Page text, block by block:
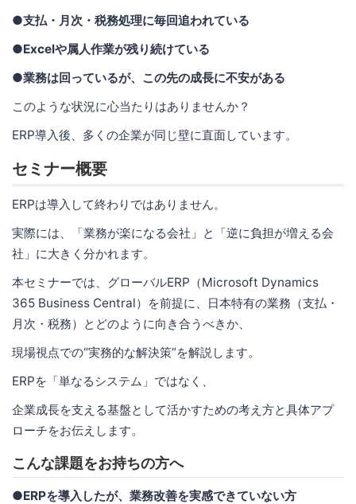
●支払・月次・税務処理に毎回追われている
●Excelや属人作業が残り続けている
●業務は回っているが、この先の成長に不安がある
このような状況に心当たりはありませんか？
ERP導入後、多くの企業が同じ壁に直面しています。
セミナー概要
ERPは導入して終わりではありません。
実際には、「業務が楽になる会社」と「逆に負担が増える会
社」に大きく分かれます。
本セミナーでは、グローバルERP（Microsoft Dynamics
365 Business Central）を前提に、日本特有の業務（支払・
月次・税務）とどのように向き合うべきか、
現場視点での“実務的な解決策”を解説します。
ERPを「単なるシステム」ではなく、
企業成長を支える基盤として活かすための考え方と具体アプ
ローチをお伝えします。
こんな課題をお持ちの方へ
●ERPを導入したが、業務改善を実感できていない方